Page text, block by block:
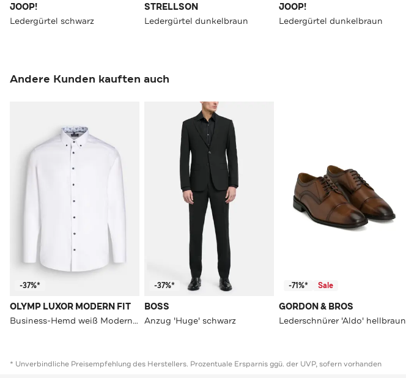
JOOP!
Ledergürtel schwarz
STRELLSON
Ledergürtel dunkelbraun
JOOP!
Ledergürtel dunkelbraun
Andere Kunden kauften auch
-37%*
OLYMP LUXOR MODERN FIT
Business-Hemd weiß Modern Fit
-37%*
BOSS
Anzug 'Huge' schwarz
-71%* Sale
GORDON & BROS
Lederschnürer 'Aldo' hellbraun
* Unverbindliche Preisempfehlung des Herstellers. Prozentuale Ersparnis ggü. der UVP, sofern vorhanden